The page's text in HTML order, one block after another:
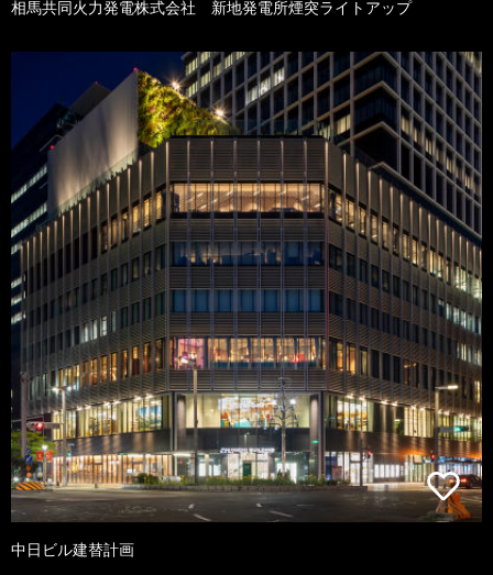
相馬共同火力発電株式会社 新地発電所煙突ライトアップ
中日ビル建替計画